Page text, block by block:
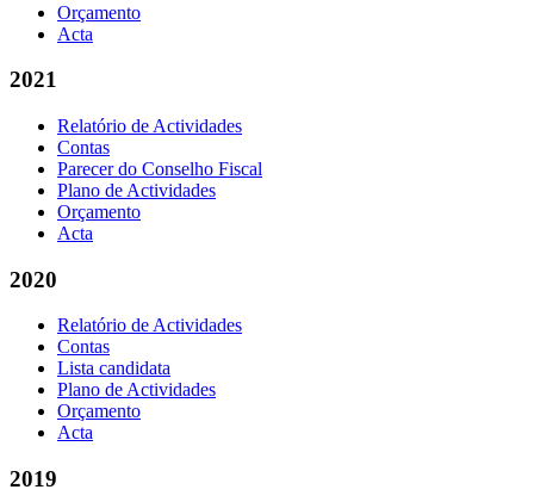
Orçamento
Acta
2021
Relatório de Actividades
Contas
Parecer do Conselho Fiscal
Plano de Actividades
Orçamento
Acta
2020
Relatório de Actividades
Contas
Lista candidata
Plano de Actividades
Orçamento
Acta
2019